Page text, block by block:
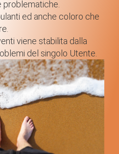
ed anche coloro che
viene stabilita dalla
del singolo Utente.